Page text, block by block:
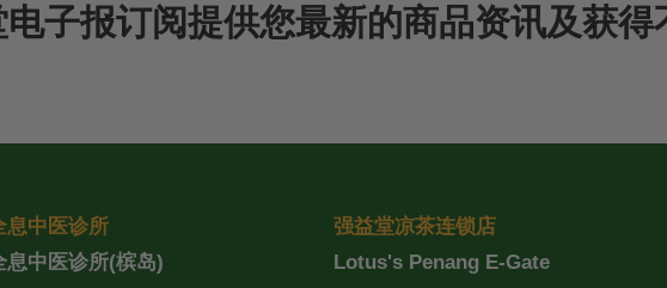
子报订阅提供您最新的商品资讯及获得
息中医诊所
息中医诊所(槟岛)
强益堂凉茶连锁店
Lotus's Penang E-Gate